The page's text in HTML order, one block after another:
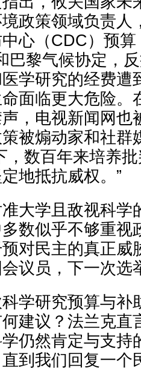
政策领域负责人
心（CDC）预
巴黎气候协定，
学研究的经费遭
面临更大危险。
，电视新闻网也
被煽动家和社群
，数百年来培养
地抵抗威权。”
大学且敌视科学
数似乎不够重视
对民主的真正威
议员，下一次选
学研究预算与补
建议？法兰克直
仍然肯定与支持
到我们回复一个